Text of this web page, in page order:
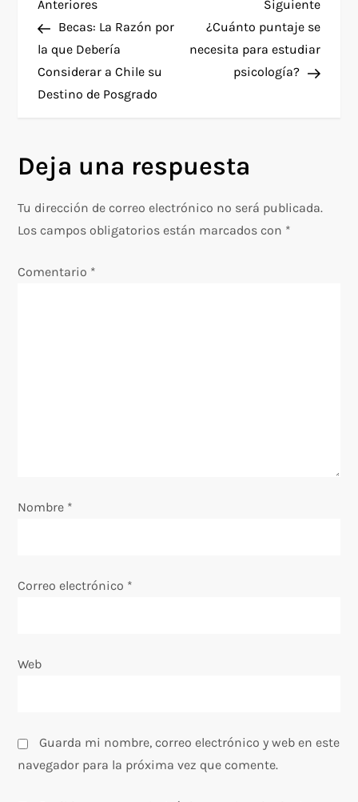
N
a
v
g
a
c
i
n
r
Entrada
anterior
Anteriores
Becas: La Razón por
la que Debería
Considerar a Chile su
Destino de Posgrado
Siguiente
¿Cuánto puntaje se
necesita para estudiar
psicología?
Deja una respuesta
Tu dirección de correo electrónico no será publicada.
Los campos obligatorios están marcados con *
Comentario *
Nombre *
Correo electrónico *
Web
Guarda mi nombre, correo electrónico y web en este
navegador para la próxima vez que comente.